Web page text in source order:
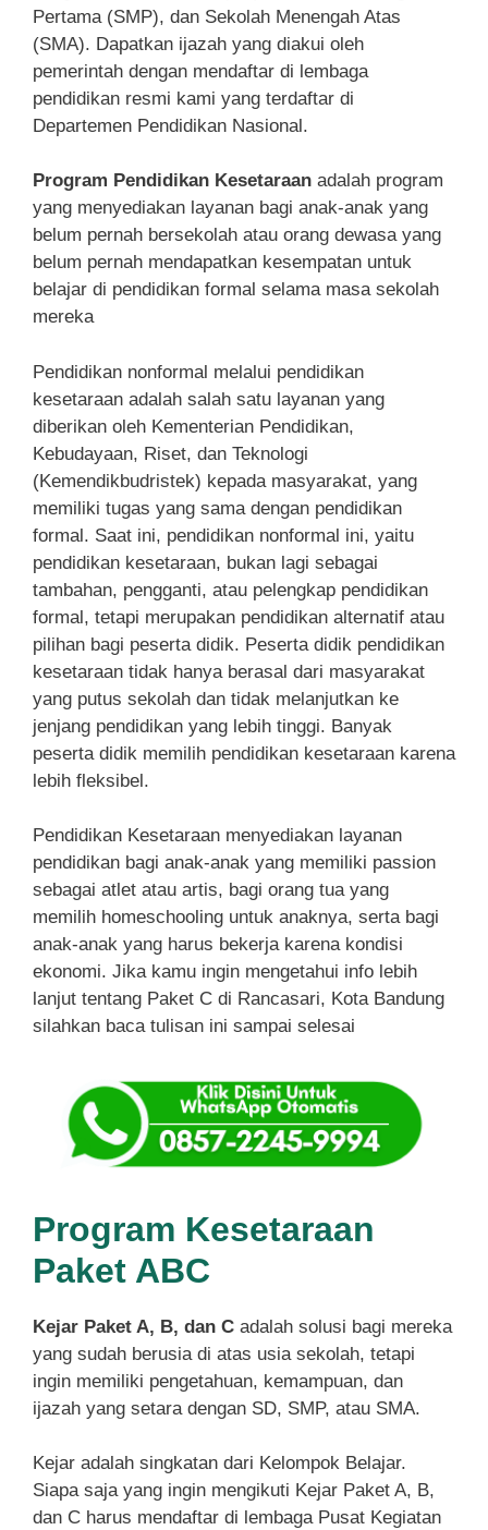
Pertama (SMP), dan Sekolah Menengah Atas
(SMA). Dapatkan ijazah yang diakui oleh
pemerintah dengan mendaftar di lembaga
pendidikan resmi kami yang terdaftar di
Departemen Pendidikan Nasional.
Program Pendidikan Kesetaraan adalah program
yang menyediakan layanan bagi anak-anak yang
belum pernah bersekolah atau orang dewasa yang
belum pernah mendapatkan kesempatan untuk
belajar di pendidikan formal selama masa sekolah
mereka
Pendidikan nonformal melalui pendidikan
kesetaraan adalah salah satu layanan yang
diberikan oleh Kementerian Pendidikan,
Kebudayaan, Riset, dan Teknologi
(Kemendikbudristek) kepada masyarakat, yang
memiliki tugas yang sama dengan pendidikan
formal. Saat ini, pendidikan nonformal ini, yaitu
pendidikan kesetaraan, bukan lagi sebagai
tambahan, pengganti, atau pelengkap pendidikan
formal, tetapi merupakan pendidikan alternatif atau
pilihan bagi peserta didik. Peserta didik pendidikan
kesetaraan tidak hanya berasal dari masyarakat
yang putus sekolah dan tidak melanjutkan ke
jenjang pendidikan yang lebih tinggi. Banyak
peserta didik memilih pendidikan kesetaraan karena
lebih fleksibel.
Pendidikan Kesetaraan menyediakan layanan
pendidikan bagi anak-anak yang memiliki passion
sebagai atlet atau artis, bagi orang tua yang
memilih homeschooling untuk anaknya, serta bagi
anak-anak yang harus bekerja karena kondisi
ekonomi. Jika kamu ingin mengetahui info lebih
lanjut tentang Paket C di Rancasari, Kota Bandung
silahkan baca tulisan ini sampai selesai
Program Kesetaraan
Paket ABC
Kejar Paket A, B, dan C adalah solusi bagi mereka
yang sudah berusia di atas usia sekolah, tetapi
ingin memiliki pengetahuan, kemampuan, dan
ijazah yang setara dengan SD, SMP, atau SMA.
Kejar adalah singkatan dari Kelompok Belajar.
Siapa saja yang ingin mengikuti Kejar Paket A, B,
dan C harus mendaftar di lembaga Pusat Kegiatan